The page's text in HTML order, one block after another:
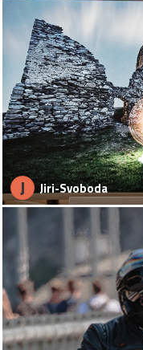
J Jiri-Svoboda